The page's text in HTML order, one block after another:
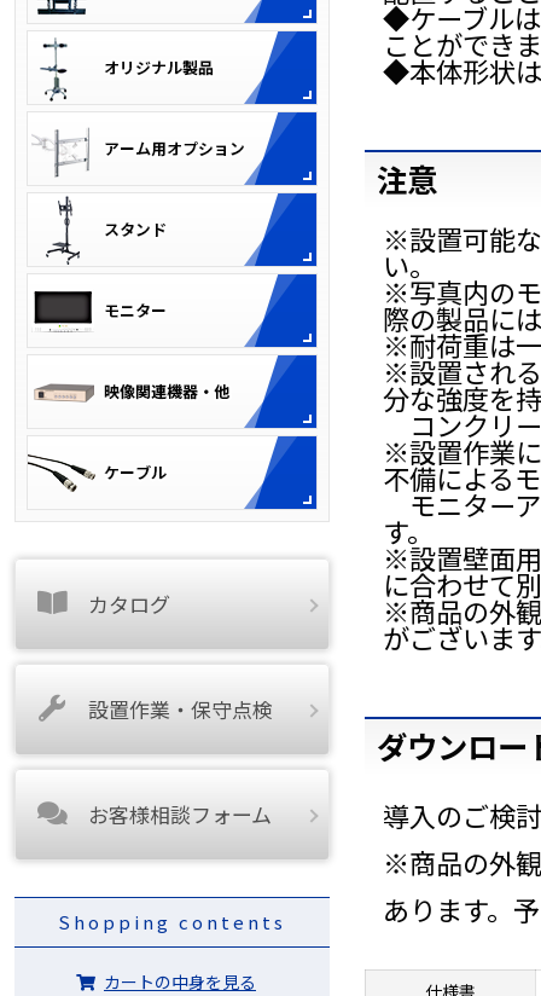
◆ケーブル
ことができ
◆本体形状は
注意
※設置可能
い。
※写真内の
際の製品に
※耐荷重は
※設置され
分な強度を
コンクリー
※設置作業
不備による
モニターア
す。
※設置壁面
に合わせて
※商品の外
がございま
ダウンロー
導入のご検
※商品の外
あります。
仕様書
カタログ
設置作業・保守点検
お客様相談フォーム
Shopping contents
カートの中身を見る